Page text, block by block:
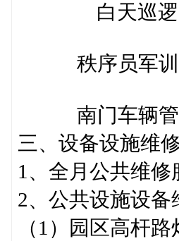
白天巡逻
秩序员
南门车辆
三、设备设施维
1、全月公共维修
2、公共设施设
（1）园区高杆